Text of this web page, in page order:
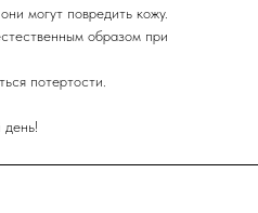
могут повредить кожу.
образом при
потертости.